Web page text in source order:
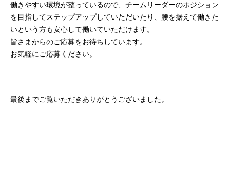
働きやすい環境が整っているので、チームリーダーのポジション
を目指してステップアップしていただいたり、腰を据えて働きた
いという方も安心して働いていただけます。
皆さまからのご応募をお待ちしています。
お気軽にご応募ください。
最後までご覧いただきありがとうございました。